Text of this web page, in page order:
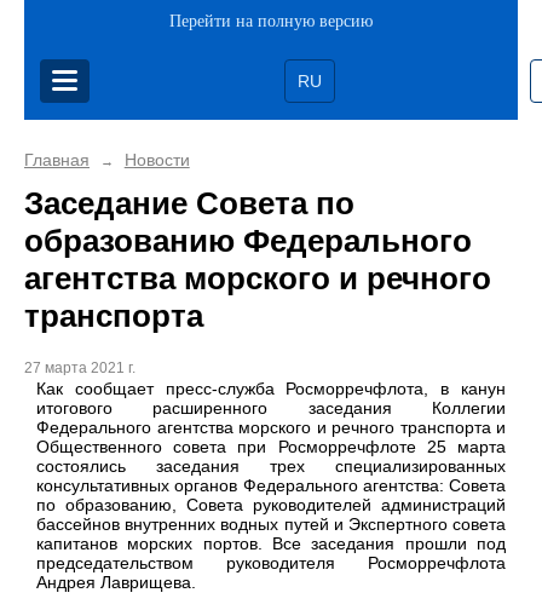
Перейти на полную версию
RU
Главная → Новости
Заседание Совета по
образованию Федерального
агентства морского и речного
транспорта
27 марта 2021 г.
Как сообщает пресс-служба Росморречфлота, в канун
итогового расширенного заседания Коллегии
Федерального агентства морского и речного транспорта и
Общественного совета при Росморречфлоте 25 марта
состоялись заседания трех специализированных
консультативных органов Федерального агентства: Совета
по образованию, Совета руководителей администраций
бассейнов внутренних водных путей и Экспертного совета
капитанов морских портов. Все заседания прошли под
председательством руководителя Росморречфлота
Андрея Лаврищева.